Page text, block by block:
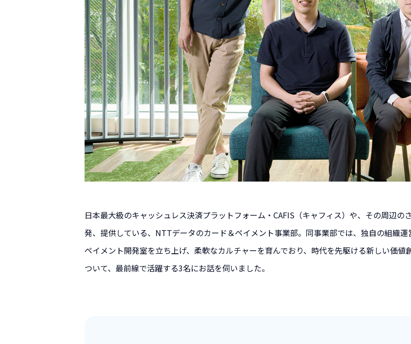
日本最大級のキャッシュレス決済プラットフォーム・CAFIS（キャフィス）や、その周辺
発、提供している、NTTデータのカード＆ペイメント事業部。同事業部では、独自の組織
ペイメント開発室を立ち上げ、柔軟なカルチャーを育んでおり、時代を先駆ける新しい価
ついて、最前線で活躍する3名にお話を伺いました。